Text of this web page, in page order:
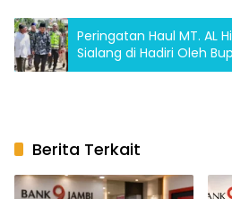
Peringatan Haul MT. AL
Sialang di Hadiri Oleh
Berita Terkait